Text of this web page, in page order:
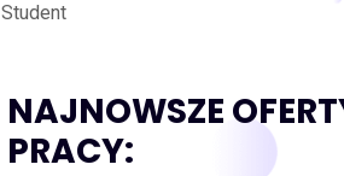
Student
NAJNOWSZE
PRACY: